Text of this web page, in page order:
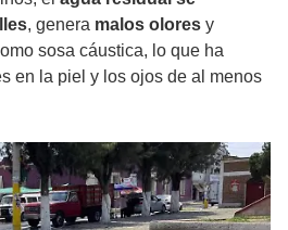
, genera malos olores y
sosa cáustica, lo que ha
en la piel y los ojos de al menos